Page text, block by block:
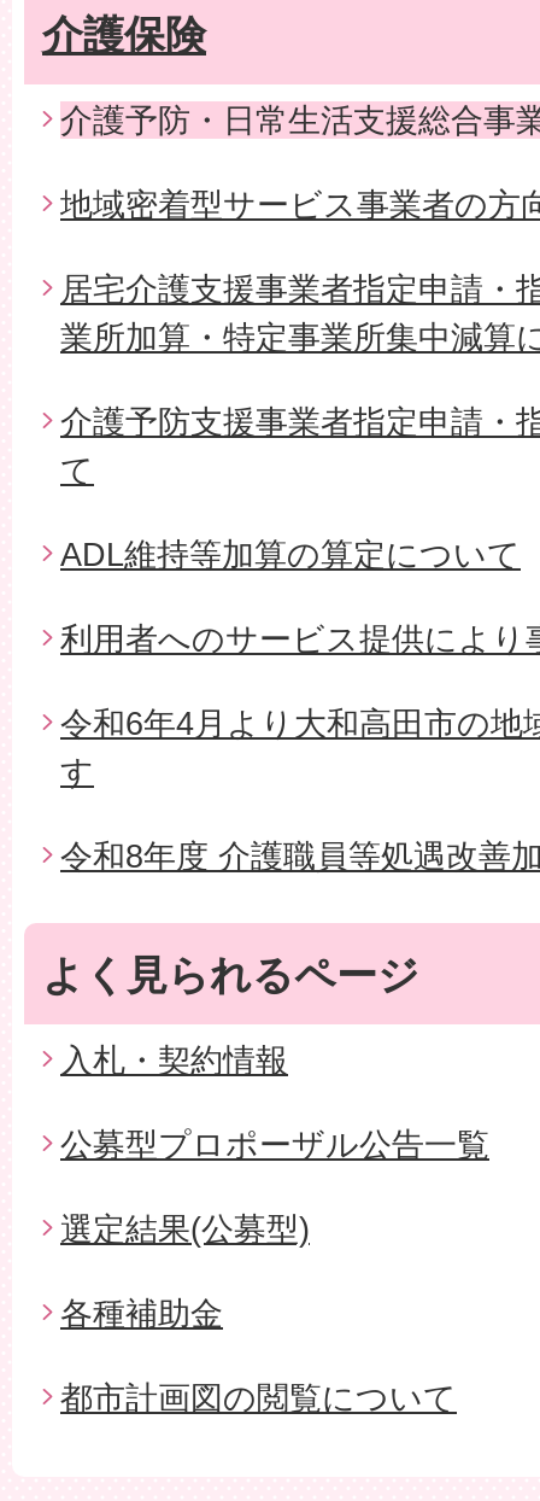
介護保険
介護予防・日常生活支援総合事
地域密着型サービス事業者の方
居宅介護支援事業者指定申請・
業所加算・特定事業所集中減算
介護予防支援事業者指定申請・
て
ADL維持等加算の算定について
利用者へのサービス提供により
令和6年4月より大和高田市の地
す
令和8年度 介護職員等処遇改善
よく見られるページ
入札・契約情報
公募型プロポーザル公告一覧
選定結果(公募型)
各種補助金
都市計画図の閲覧について